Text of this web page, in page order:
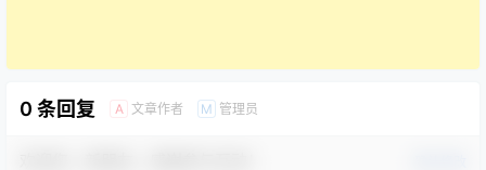
0 条回复 A 文章作者 M 管理员